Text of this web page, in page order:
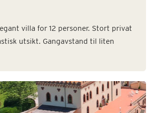
villa for 12 personer. Stort privat
utsikt. Gangavstand til liten